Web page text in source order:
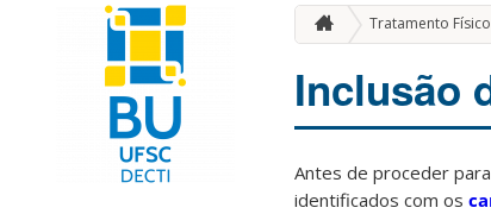
Tratamento Físico
Inclusão
Antes de proceder
identificados com os